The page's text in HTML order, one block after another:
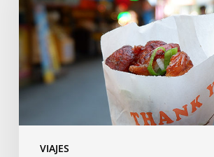
VIAJES
tienes
que
probar
en
Taipéi